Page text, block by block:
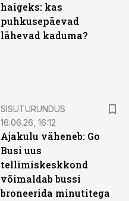
haigeks: kas
puhkusepäevad
lähevad kaduma?
SISUTURUNDUS
16.06.26, 16:12
Ajakulu väheneb: Go
Busi uus
tellimiskeskkond
võimaldab bussi
broneerida minutitega